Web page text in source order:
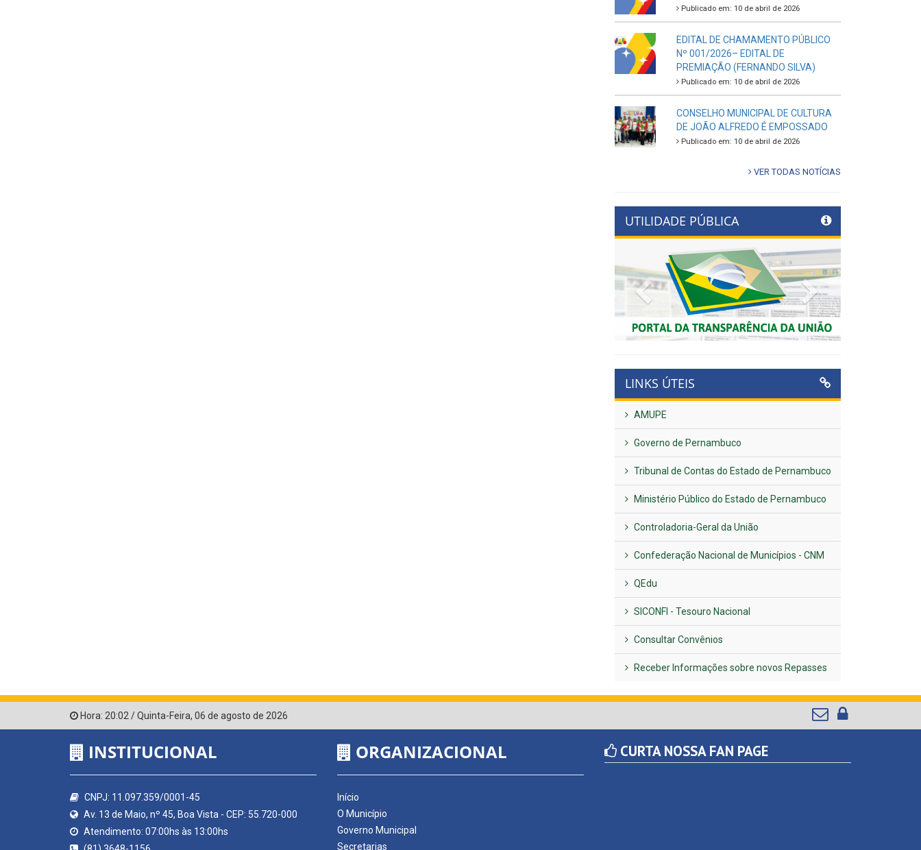
Publicado em: 10 de abril de 2026
EDITAL DE CHAMAMENTO PÚBLICO
Nº 001/2026– EDITAL DE
PREMIAÇÃO (FERNANDO SILVA)
Publicado em: 10 de abril de 2026
CONSELHO MUNICIPAL DE CULTURA
DE JOÃO ALFREDO É EMPOSSADO
Publicado em: 10 de abril de 2026
VER TODAS NOTÍCIAS
UTILIDADE PÚBLICA
Previous Next
LINKS ÚTEIS
AMUPE
Governo de Pernambuco
Tribunal de Contas do Estado de Pernambuco
Ministério Público do Estado de Pernambuco
Controladoria-Geral da União
Confederação Nacional de Municípios - CNM
QEdu
SICONFI - Tesouro Nacional
Consultar Convênios
Receber Informações sobre novos Repasses
Hora: 20:02 /Quinta-Feira, 06 de agosto de 2026
INSTITUCIONAL
CNPJ: 11.097.359/0001-45
Av. 13 de Maio, nº 45, Boa Vista - CEP: 55.720-000
Atendimento: 07:00hs às 13:00hs
ORGANIZACIONAL
Início
O Município
Governo Municipal
Secretarias
CURTA NOSSA FAN PAGE